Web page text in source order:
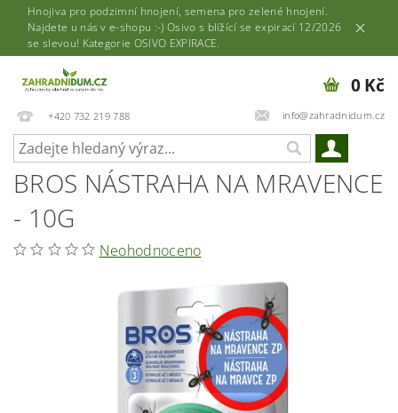
Hnojiva pro podzimní hnojení, semena pro zelené hnojení.
Najdete u nás v e-shopu :-) Osivo s blížící se expirací 12/2026
se slevou! Kategorie OSIVO EXPIRACE.
+420 732 219 788 info@zahradnidum.cz
0 Kč
BROS NÁSTRAHA NA MRAVENCE
- 10G
Neohodnoceno